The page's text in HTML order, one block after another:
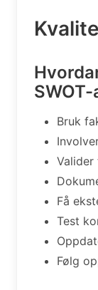
Bruk
Valider
Få
Test
Følg